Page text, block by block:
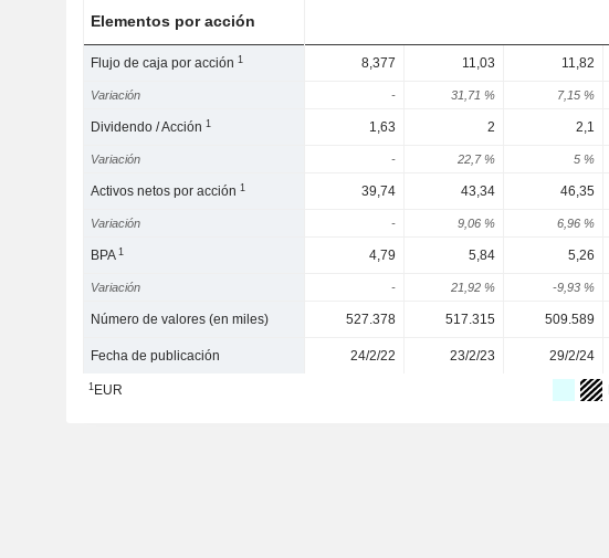
Elementos por acción
Flujo de caja por acción1 8,377 11,03 11,82
Variación - 31,71 % 7,15 %
Dividendo / Acción1 1,63 2 2,1
Variación - 22,7 % 5 %
Activos netos por acción1 39,74 43,34 46,35
Variación - 9,06 % 6,96 %
BPA1 4,79 5,84 5,26
Variación - 21,92 % -9,93 %
Número de valores (en miles) 527.378 517.315 509.589
Fecha de publicación 24/2/22 23/2/23 29/2/24
1EUR